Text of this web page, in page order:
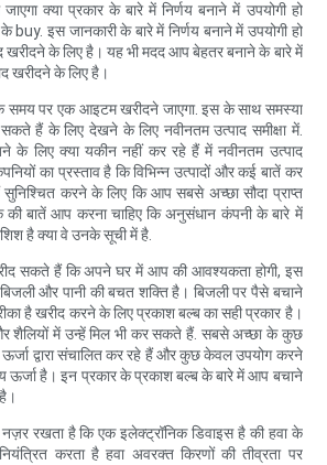
क्या प्रकार के बारे में निर्णय बनाने में उपयोगी हो
buy. इस जानकारी के बारे में निर्णय बनाने में उपयोगी हो
खरीदने के लिए है। यह भी मदद आप बेहतर बनाने के बारे में
खरीदने के लिए है।
समय पर एक आइटम खरीदने जाएगा. इस के साथ समस्या
हैं के लिए देखने के लिए नवीनतम उत्पाद समीक्षा में.
के लिए क्या यकीन नहीं कर रहे हैं में नवीनतम उत्पाद
का प्रस्ताव है कि विभिन्न उत्पादों और कई बातें कर
करने के लिए कि आप सबसे अच्छा सौदा प्राप्त
की बातें आप करना चाहिए कि अनुसंधान कंपनी के बारे में
है क्या वे उनके सूची में है.
सकते हैं कि अपने घर में आप की आवश्यकता होगी, इस
और पानी की बचत शक्ति है। बिजली पर पैसे बचाने
है खरीद करने के लिए प्रकाश बल्ब का सही प्रकार है।
में उन्हें मिल भी कर सकते हैं. सबसे अच्छा के कुछ
द्वारा संचालित कर रहे हैं और कुछ केवल उपयोग करने
ऊर्जा है। इन प्रकार के प्रकाश बल्ब के बारे में आप बचाने
रखता है कि एक इलेक्ट्रॉनिक डिवाइस है की हवा के
करता है हवा अवरक्त किरणों की तीव्रता पर